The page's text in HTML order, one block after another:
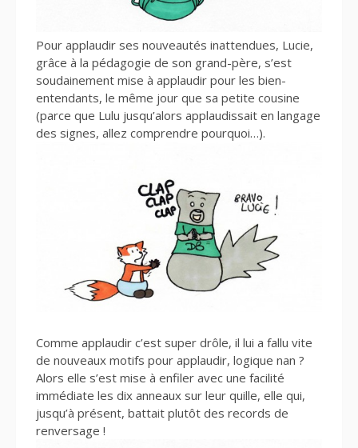
Pour applaudir ses nouveautés inattendues, Lucie,
grâce à la pédagogie de son grand-père, s’est
soudainement mise à applaudir pour les bien-
entendants, le même jour que sa petite cousine
(parce que Lulu jusqu’alors applaudissait en langage
des signes, allez comprendre pourquoi…).
Comme applaudir c’est super drôle, il lui a fallu vite
de nouveaux motifs pour applaudir, logique nan ?
Alors elle s’est mise à enfiler avec une facilité
immédiate les dix anneaux sur leur quille, elle qui,
jusqu’à présent, battait plutôt des records de
renversage !